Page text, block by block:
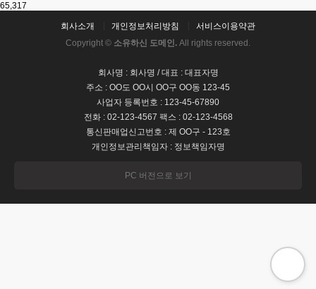
65,317
회사소개 개인정보처리방침
서비스이용약관
Copyright © 소유하신 도메인. All rights reserved.
회사명 : 회사명 / 대표 : 대표자명
주소 : OO도 OO시 OO구 OO동 123-45
사업자 등록번호 : 123-45-67890
전화 : 02-123-4567 팩스 : 02-123-4568
통신판매업신고번호 : 제 OO구 - 123호
개인정보관리책임자 : 정보책임자명
PC 버전으로 보기